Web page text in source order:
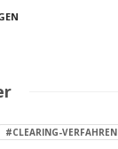
#CLEARING-VERFAHREN